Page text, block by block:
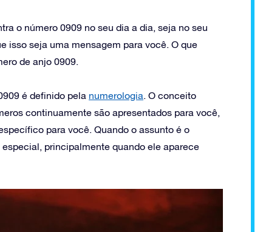
o número 0909 no seu dia a dia, seja no seu
isso seja uma mensagem para você. O que
de anjo 0909.
é definido pela numerologia. O conceito
continuamente são apresentados para você,
para você. Quando o assunto é o
principalmente quando ele aparece